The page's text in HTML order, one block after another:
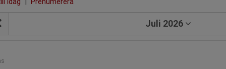
Juli 2026